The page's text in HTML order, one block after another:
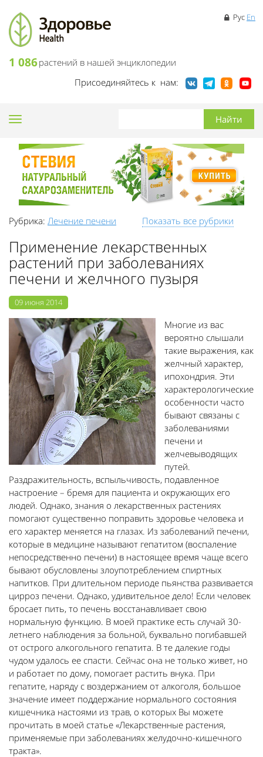
1 086растений в нашей энциклопедии
Рус En
Присоединяйтесь к нам:
Toggle
Рубрика: Лечение печени Показать все рубрики
Применение лекарственных
растений при заболеваниях
печени и желчного пузыря
09 июня 2014
Многие из вас
вероятно слышали
такие выражения, как
желчный характер,
ипохондрия. Эти
характерологические
особенности часто
бывают связаны с
заболеваниями
печени и
желчевыводящих
путей.
Раздражительность, вспыльчивость, подавленное
настроение – бремя для пациента и окружающих его
людей. Однако, знания о лекарственных растениях
помогают существенно поправить здоровье человека и
его характер меняется на глазах. Из заболеваний печени,
которые в медицине называют гепатитом (воспаление
непосредственно печени) в настоящее время чаще всего
бывают обусловлены злоупотреблением спиртных
напитков. При длительном периоде пьянства развивается
цирроз печени. Однако, удивительное дело! Если человек
бросает пить, то печень восстанавливает свою
нормальную функцию. В моей практике есть случай 30-
летнего наблюдения за больной, буквально погибавшей
от острого алкогольного гепатита. В те далекие годы
чудом удалось ее спасти. Сейчас она не только живет, но
и работает по дому, помогает растить внука. При
гепатите, наряду с воздержанием от алкоголя, большое
значение имеет поддержание нормального состояния
кишечника настоями из трав, о которых Вы можете
прочитать в моей статье «Лекарственные растения,
применяемые при заболеваниях желудочно-кишечного
тракта».